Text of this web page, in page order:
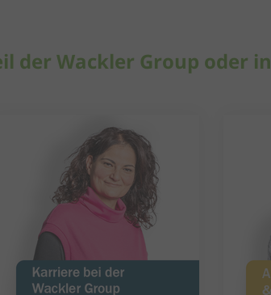
der Wackler Group oder in